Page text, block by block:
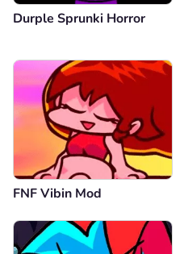
Durple Sprunki Horror
FNF Vibin Mod